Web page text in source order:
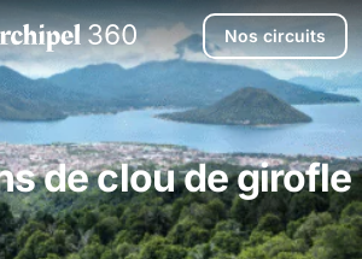
Nos circuits
de clou de girofle